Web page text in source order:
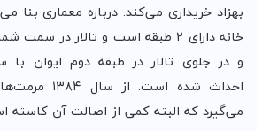
بهزاد خریداری می‌کند. درباره معماری بنا
خانه دارای ۲ طبقه است و تالار در
و در جلوی تالار در طبقه دوم ایوان با
احداث شده
می‌گیرد که البته کمی از اصالت آن کاسته